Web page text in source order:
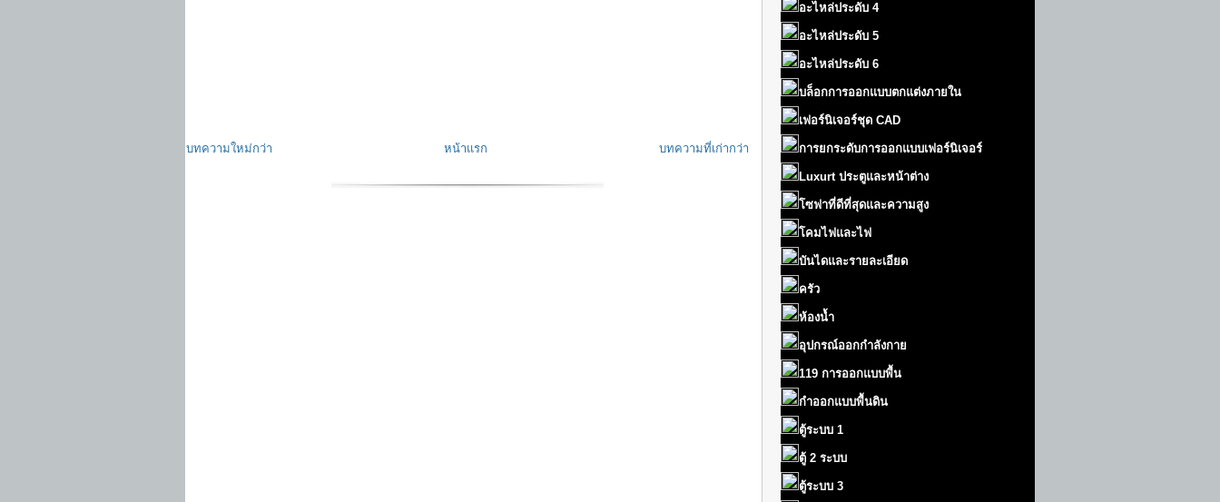
บทความใหม่กว่า บทความที่เก่ากว่า
หน้าแรก
อะไหล่ประดับ 4
อะไหล่ประดับ 5
อะไหล่ประดับ 6
บล็อกการออกแบบตกแต่งภายใน
เฟอร์นิเจอร์ชุด CAD
การยกระดับการออกแบบเฟอร์นิเจอร์
Luxurt ประตูและหน้าต่าง
โซฟาที่ดีที่สุดและความสูง
โคมไฟและไฟ
บันไดและรายละเอียด
ครัว
ห้องน้ำ
อุปกรณ์ออกกำลังกาย
119 การออกแบบพื้น
กำออกแบบพื้นดิน
ตู้ระบบ 1
ตู้ 2 ระบบ
ตู้ระบบ 3